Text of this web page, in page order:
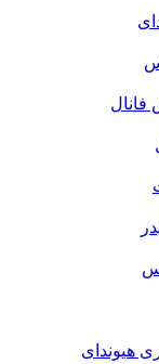
فانال
هیوندای